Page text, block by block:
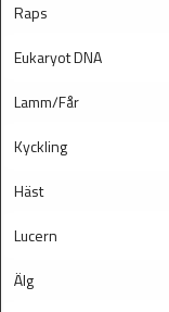
Raps
Eukaryot DNA
Lamm/Får
Kyckling
Häst
Lucern
Älg